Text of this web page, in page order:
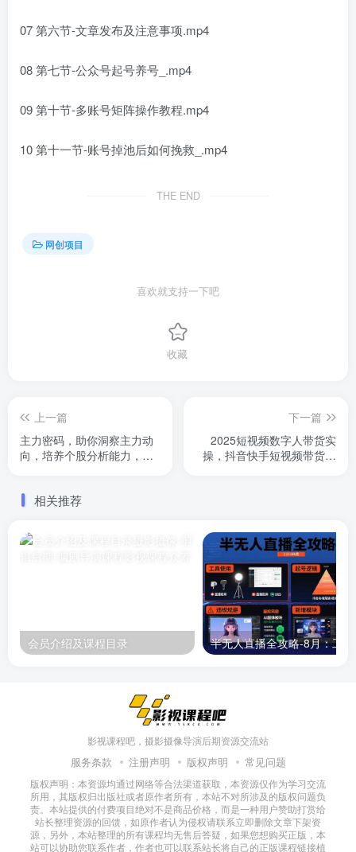
07 第六节-文章发布及注意事项.mp4
08 第七节-公众号起号养号_.mp4
09 第十节-多账号矩阵操作教程.mp4
10 第十一节-账号掉池后如何挽救_.mp4
THE END
网创项目
喜欢就支持一下吧
收藏
上一篇
主力密码，助你洞察主力动
向，培养个股分析能力，精
下一篇
2025短视频数字人带货实
操，抖音快手短视频带货最
相关推荐
会员介绍及课程目录
影视课程吧，摄影摄像导演后期资源交流站
服务条款 注册声明 版权声明 常见问题
版权声明：本资源均通过网络等合法渠道获取，本资源仅作为学习交流
所用，其版权归出版社或者原作者所有，本站不对所涉及的版权问题负
责。本站提供的付费项目绝对不是商品价格，而是一种用户赞助打赏给
站长整理资源的回馈，如原作者认为侵权请联系立即删除文章下架资
源，另外，本站整理的所有课程均无售后答疑，如果您想购买正版，本
站可以协助您联系作者，作者也可以联系站长将自己的正版课程链接植